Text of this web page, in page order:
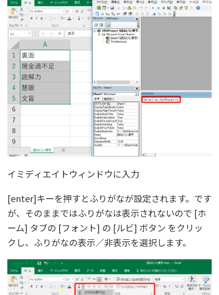
イミディエイトウィンドウに入力
[enter]キーを押すとふりがなが設定されます。です
が、そのままではふりがなは表示されないので [ホ
ーム] タブの [フォント] の [ルビ] ボタン をクリッ
クし、 ふりがなの表示／非表示を選択します。